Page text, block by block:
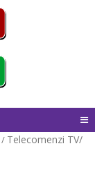
/ Telecomenzi TV/